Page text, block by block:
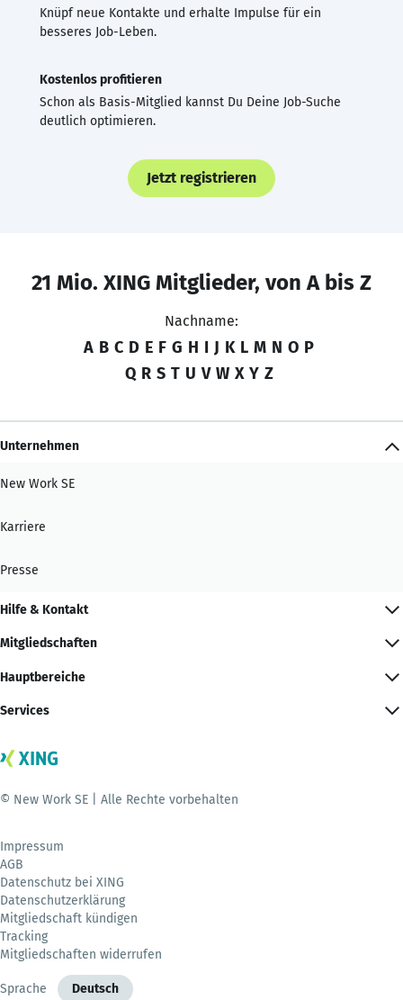
Knüpf neue Kontakte und erhalte Impulse für ein
besseres Job-Leben.
Kostenlos profitieren
Schon als Basis-Mitglied kannst Du Deine Job-Suche
deutlich optimieren.
Jetzt registrieren
21 Mio. XING Mitglieder, von A bis Z
Nachname:
A B C D E F G H I J K L M N O P
Q R S T U V W X Y Z
Unternehmen
New Work SE
Karriere
Presse
Hilfe & Kontakt
Mitgliedschaften
Hauptbereiche
Services
© New Work SE | Alle Rechte vorbehalten
Impressum
AGB
Datenschutz bei XING
Datenschutzerklärung
Mitgliedschaft kündigen
Tracking
Mitgliedschaften widerrufen
Sprache Deutsch